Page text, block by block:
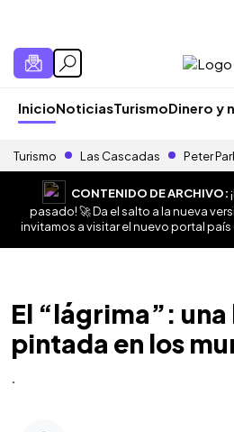
InicioNoticiasTurismoDinero y
Turismo Las Cascadas Peter
CONTENIDO DE ARCHIVO:
pasado! 🚀 Da el salto a la nueva
invitamos a visitar el nuevo portal
El “lágrima”:
pintada en los
.